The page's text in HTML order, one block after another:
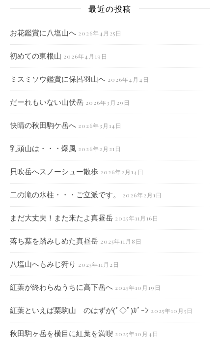
最近の投稿
お花鑑賞に八塩山へ 2026年4月25日
初めての東根山 2026年4月19日
ミスミソウ鑑賞に保呂羽山へ 2026年4月4日
だーれもいない山伏岳 2026年3月29日
快晴の秋田駒ケ岳へ 2026年3月14日
乳頭山は・・・爆風 2026年2月21日
貝吹岳へスノーシュー散歩 2026年2月14日
二の滝の氷柱・・・ご立派です。 2026年2月1日
まだ大丈夫！また来たよ真昼岳 2025年11月16日
落ち葉を踏みしめた真昼岳 2025年11月8日
八塩山へもみじ狩り 2025年11月2日
紅葉が終わらぬうちに高下岳へ 2025年10月19日
紅葉といえば栗駒山 のはずが(ﾟ◇ﾟ)ｶﾞｰﾝ 2025年10月5日
秋田駒ヶ岳を横目に紅葉を満喫 2025年10月4日